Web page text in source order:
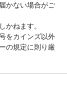
かない場合がご
かねます。
をカインズ以外
の規定に則り厳